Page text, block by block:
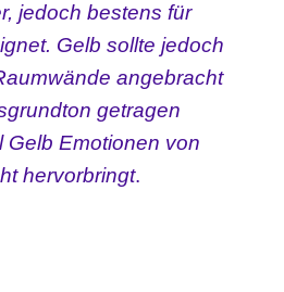
jedoch bestens für
Gelb solltejedoch
angebracht
getragen
Gelb Emotionen von
hervorbringt.